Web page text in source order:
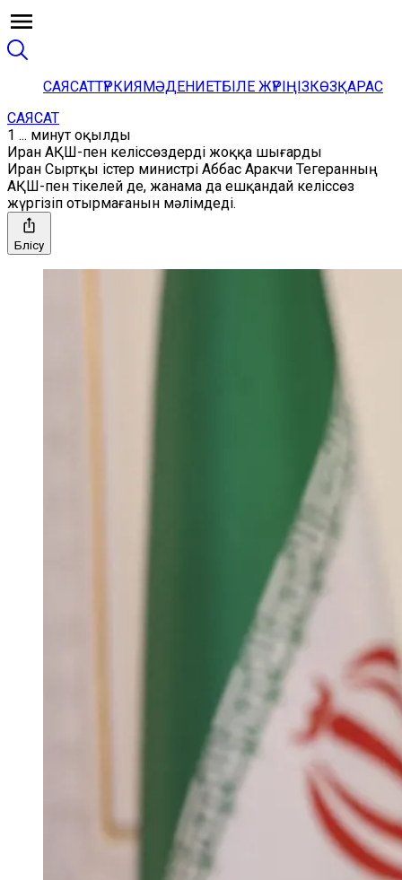
САЯСАТТҮРКИЯМӘДЕНИЕТБІЛЕ ЖҮРІҢІЗКӨЗҚАРАС
САЯСАТ
1 ... минут оқылды
Иран АҚШ-пен келіссөздерді жоққа шығарды
Иран Сыртқы істер министрі Аббас Аракчи Тегеранның
АҚШ-пен тікелей де, жанама да ешқандай келіссөз
жүргізіп отырмағанын мәлімдеді.
Бөлісу